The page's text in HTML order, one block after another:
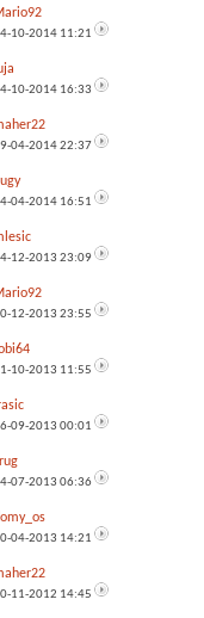
10-2014 11:21
10-2014 16:33
04-201422:37
04-2014 16:51
12-2013 23:09
12-2013 23:55
10-2013 11:55
09-2013 00:01
07-2013 06:36
04-2013 14:21
11-2012 14:45